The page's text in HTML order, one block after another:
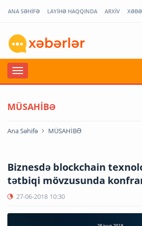
ANA SƏHİFƏ LAYİHƏ HAQQINDA ARXİV
MÜSAHİBƏ
Ana Səhifə MÜSAHİBƏ
Biznesdə blockchain
tətbiqi mövzusunda
27-06-2018 10:30